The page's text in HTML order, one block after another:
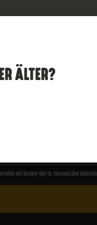
UNSEREN
mit Double-Opt-In. Versand über
ÄLTER?